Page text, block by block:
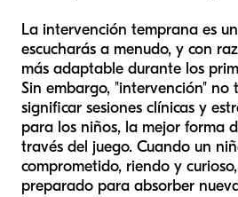
La intervención temprana es
escucharás a menudo, y con
más adaptable durante los
Sin embargo, "intervención" no
significar sesiones clínicas y
para los niños, la mejor forma
través del juego. Cuando un
comprometido, riendo y
preparado para absorber